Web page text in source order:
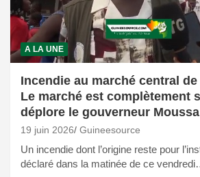
A LA UNE
Incendie au marché central de
Le marché est complètement
déplore le gouverneur
19 juin 2026 Guineesource
Un incendie dont l’origine reste pour
déclaré dans la matinée de ce